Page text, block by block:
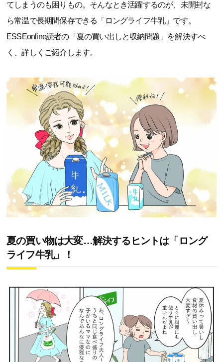
てしまうのも困りもの。そんなとき活躍するのが、未開封な
ら常温で長期間保存できる「ロングライフ牛乳」です。
ESSEonline読者の「夏の買い出しと収納問題」を解決すべ
く、詳しくご紹介します。
夏の買い物は大変…解決するヒントは「ロング
ライフ牛乳」！